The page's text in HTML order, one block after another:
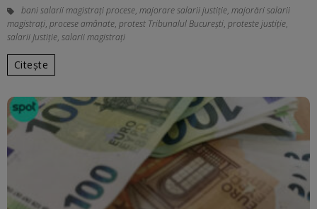
bani salarii magistrați procese, majorare salarii justiţie, majorări salarii
magistrați, procese amânate, protest Tribunalul București, proteste justiţie,
salarii Justiţie, salarii magistrați
Citește